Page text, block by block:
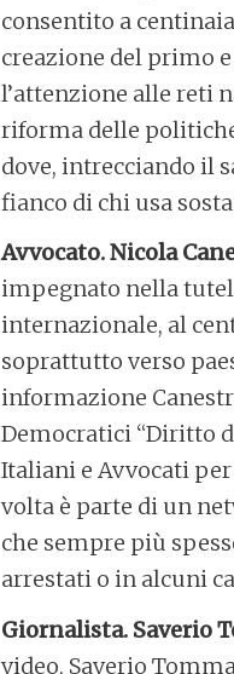
consentito a
creazione del primo
l’attenzione alle reti
riforma delle
dove, intrecciando il
fianco di chi usa
Avvocato. Nicola
impegnato nella
internazionale, al
soprattutto verso
informazione
Democratici “Diritto
Italiani e Avvocati per
volta è parte di un
che sempre più
arrestati o in alcuni
Giornalista. Saverio
video, Saverio